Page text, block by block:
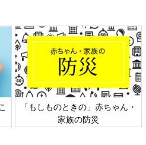
選びたい理由は、安全性だけでは
の面でもとっても優秀！体温が高
って、眠る環境はとても大切で
ため、通気性が悪いとあせもや乳
。その点、木製のベビーベッドな
「もしものときの」赤ちゃん・
家族の防災